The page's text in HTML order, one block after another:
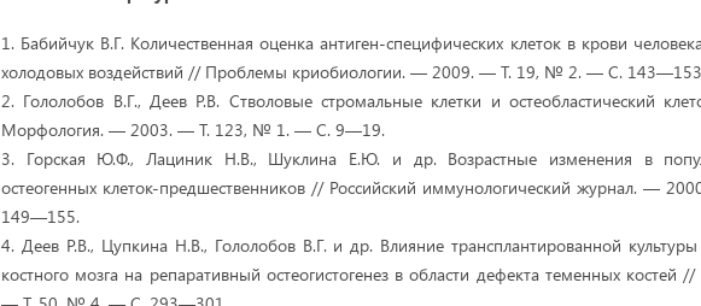
1. Бабийчук В.Г. Количественная оценка антиген-специфических клеток в крови
холодовых воздействий // Проблемы криобиологии. — 2009. — Т. 19, № 2. — С.
2. Гололобов В.Г., Деев Р.В. Стволовые стромальные клетки и остеобластический
Морфология. — 2003. — Т. 123, № 1. — С. 9—19.
3. Горская Ю.Ф., Лациник Н.В., Шуклина Е.Ю. и др. Возрастные изменения в
остеогенных клеток-предшественников // Российский иммунологический журнал. —
149—155.
4. Деев Р.В., Цупкина Н.В., Гололобов В.Г. и др. Влияние трансплантированной культуры
костного мозга на репаративный остеогистогенез в области дефекта теменных костей